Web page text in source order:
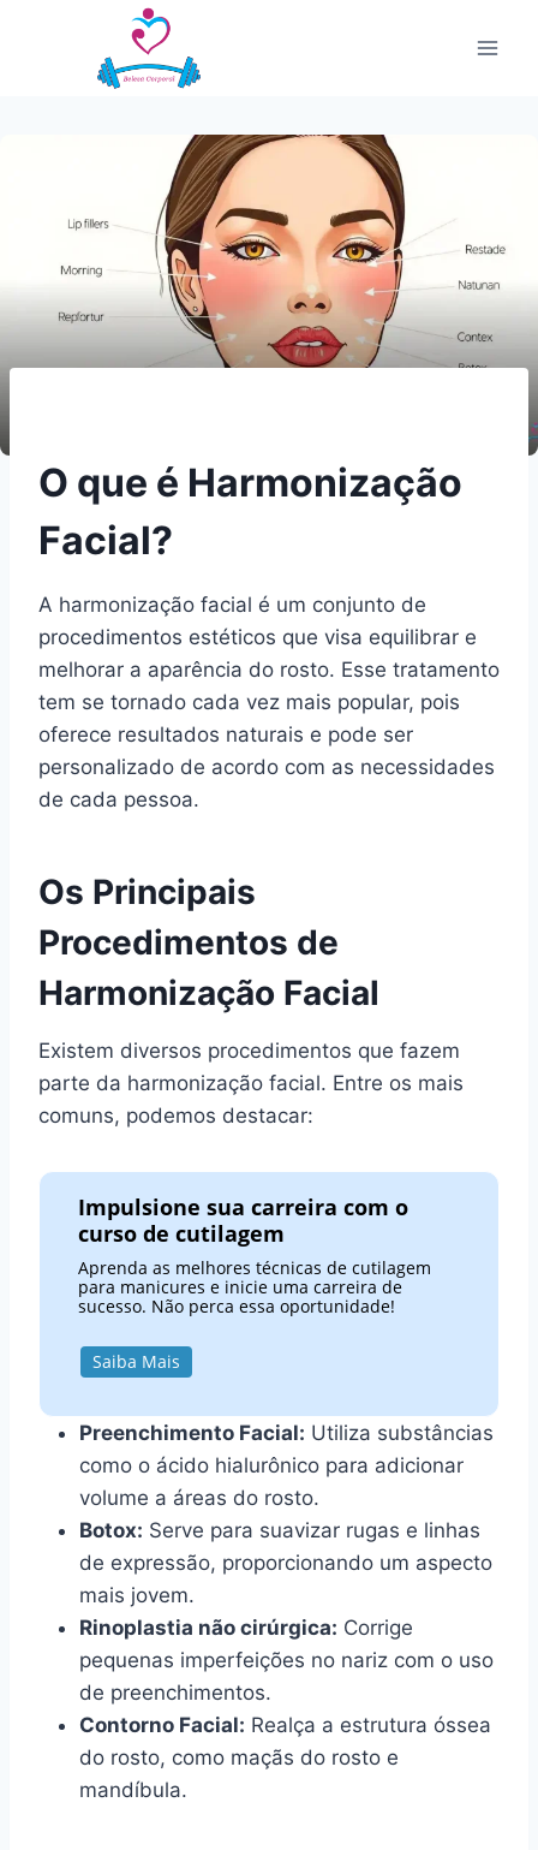
O que é Harmonização
Facial?
A harmonização facial é um conjunto de
procedimentos estéticos que visa equilibrar e
melhorar a aparência do rosto. Esse tratamento
tem se tornado cada vez mais popular, pois
oferece resultados naturais e pode ser
personalizado de acordo com as necessidades
de cada pessoa.
Os Principais
Procedimentos de
Harmonização Facial
Existem diversos procedimentos que fazem
parte da harmonização facial. Entre os mais
comuns, podemos destacar:
Impulsione sua carreira com o
curso de cutilagem
Aprenda as melhores técnicas de cutilagem
para manicures e inicie uma carreira de
sucesso. Não perca essa oportunidade!
Saiba Mais
Preenchimento Facial: Utiliza substâncias
como o ácido hialurônico para adicionar
volume a áreas do rosto.
Botox: Serve para suavizar rugas e linhas
de expressão, proporcionando um aspecto
mais jovem.
Rinoplastia não cirúrgica: Corrige
pequenas imperfeições no nariz com o uso
de preenchimentos.
Contorno Facial: Realça a estrutura óssea
do rosto, como maçãs do rosto e
mandíbula.